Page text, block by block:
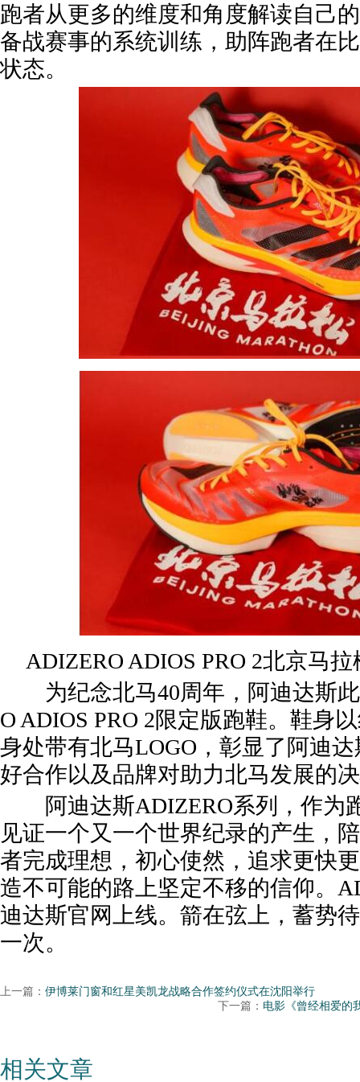
跑者从更多的维度和角度解读自己
备战赛事的系统训练，助阵跑者在
状态。
ADIZERO ADIOS PRO 2北京马
为纪念北马40周年，阿迪达斯此
O ADIOS PRO 2限定版跑鞋。鞋身
身处带有北马LOGO，彰显了阿迪
好合作以及品牌对助力北马发展的
阿迪达斯ADIZERO系列，作为
见证一个又一个世界纪录的产生，
者完成理想，初心使然，追求更快
造不可能的路上坚定不移的信仰。
迪达斯官网上线。箭在弦上，蓄势
一次。
上一篇： 伊博莱门窗和红星美凯龙战略合作签约仪式在沈阳举行
下一篇： 电影《曾经相爱的
相关文章